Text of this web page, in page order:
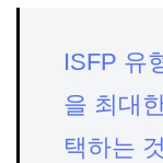
ISFP 유
을 최대
택하는